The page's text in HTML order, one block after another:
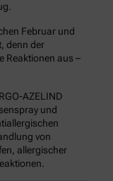
Februar und
denn der
Reaktionen aus –
AZELIND
und
von
allergischer